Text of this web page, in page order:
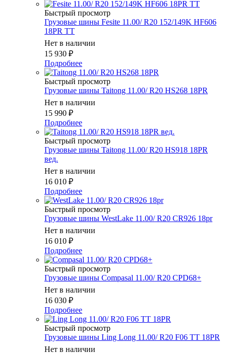
Быстрый просмотр
Грузовые шины Fesite 11.00/ R20 152/149K HF606
18PR TT
Нет в наличии
15 930 ₽
Подробнее
Быстрый просмотр
Грузовые шины Taitong 11.00/ R20 HS268 18PR
Нет в наличии
15 990 ₽
Подробнее
Быстрый просмотр
Грузовые шины Taitong 11.00/ R20 HS918 18PR
вед.
Нет в наличии
16 010 ₽
Подробнее
Быстрый просмотр
Грузовые шины WestLake 11.00/ R20 CR926 18pr
Нет в наличии
16 010 ₽
Подробнее
Быстрый просмотр
Грузовые шины Compasal 11.00/ R20 CPD68+
Нет в наличии
16 030 ₽
Подробнее
Быстрый просмотр
Грузовые шины Ling Long 11.00/ R20 F06 TT 18PR
Нет в наличии